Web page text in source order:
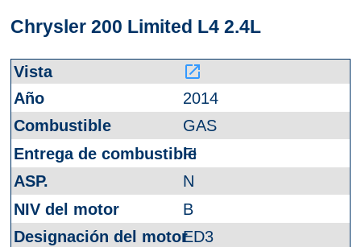
Chrysler 200 Limited L4 2.4L
launch
2014
GAS
FI
N
B
ED3